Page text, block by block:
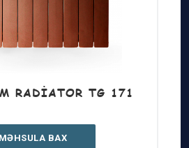
RADIATOR TG 171
MƏHSULA BAX